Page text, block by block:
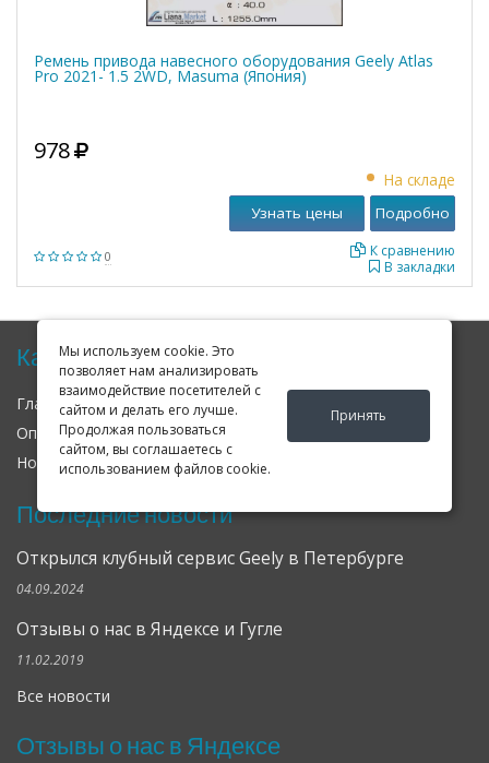
Мы используем cookie. Это
позволяет нам анализировать
взаимодействие посетителей с
сайтом и делать его лучше.
Продолжая пользоваться
сайтом, вы соглашаетесь с
использованием файлов cookie.
Принять
Ремень привода навесного оборудования Geely Atlas
Pro 2021- 1.5 2WD, Masuma (Япония)
0
978
На складе
В закладки
К сравнению
Узнать цены Подробно
Карта сайта
Главная О нас
Оплата
Доставка
Новости
Оферта
Последние новости
Открылся клубный сервис Geely в Петербурге
04.09.2024
Отзывы о нас в Яндексе и Гугле
11.02.2019
Все новости
Отзывы о нас в Яндексе